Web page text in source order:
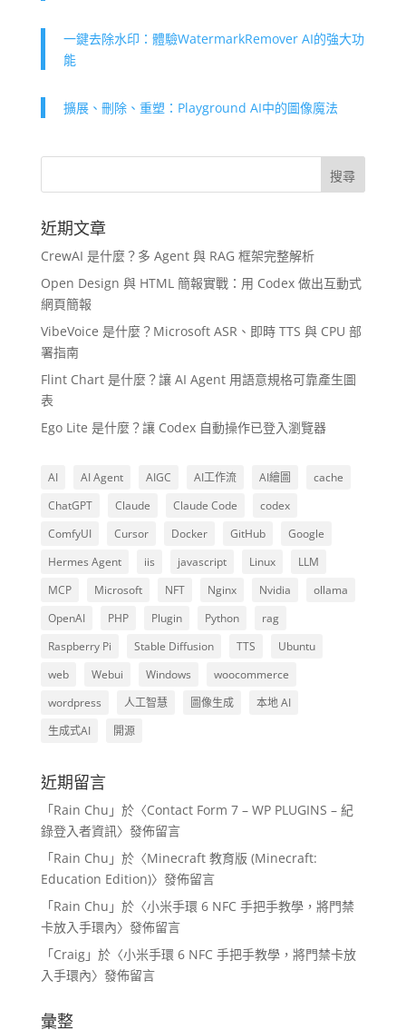
一鍵去除水印：體驗WatermarkRemover AI的強大功
能
擴展、刪除、重塑：Playground AI中的圖像魔法
近期文章
CrewAI 是什麼？多 Agent 與 RAG 框架完整解析
Open Design 與 HTML 簡報實戰：用 Codex 做出互動式
網頁簡報
VibeVoice 是什麼？Microsoft ASR、即時 TTS 與 CPU 部
署指南
Flint Chart 是什麼？讓 AI Agent 用語意規格可靠產生圖
表
Ego Lite 是什麼？讓 Codex 自動操作已登入瀏覽器
AI AI Agent AIGC AI工作流 AI繪圖
cache
ChatGPT
Claude Claude Code
codex
ComfyUI
Cursor Docker GitHub
Google
Hermes Agent
iis javascript Linux
LLM
MCP
Microsoft NFT Nginx Nvidia
ollama
OpenAI
PHP Plugin Python
rag
Raspberry Pi
Stable Diffusion TTS
Ubuntu
web
Webui Windows
woocommerce
wordpress
人工智慧 圖像生成
本地 AI
生成式AI
開源
近期留言
「Rain Chu 」於〈Contact Form 7 – WP PLUGINS – 紀
錄登入者資訊〉發佈留言
「Rain Chu 」於〈Minecraft 教育版 (Minecraft:
Education Edition)〉發佈留言
「Rain Chu 」於〈小米手環 6 NFC 手把手教學，將門禁
卡放入手環內〉發佈留言
「Craig」於〈小米手環 6 NFC 手把手教學，將門禁卡放
入手環內〉發佈留言
彙整